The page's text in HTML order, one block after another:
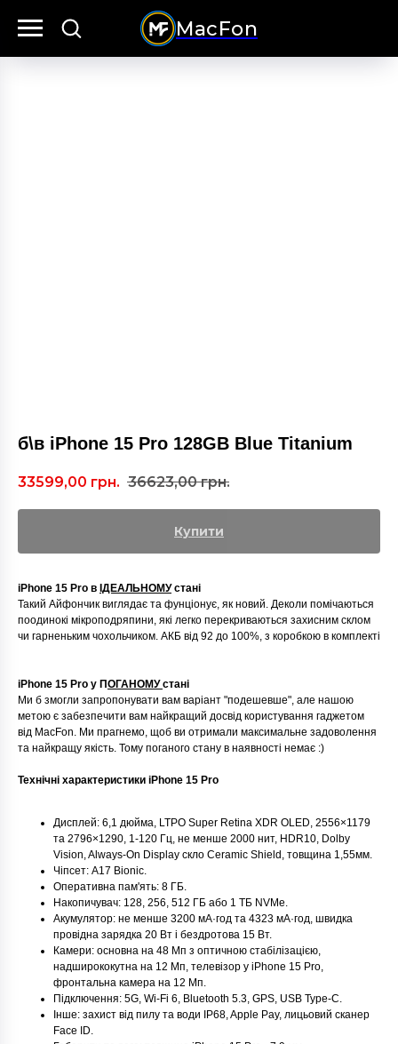
MacFon
б\в iPhone 15 Pro 128GB Blue Titanium
33599,00 грн. 36623,00 грн.
Купити
iPhone 15 Pro в ІДЕАЛЬНОМУстані
Такий Айфончик виглядає та фунціонує, як новий. Деколи помічаються
поодинокі мікроподряпини, які легко перекриваються захисним склом
чи гарненьким чохольчиком. АКБ від 92 до 100%, з коробкою в комплекті
iPhone 15 Pro у ПОГАНОМУстані
Ми б змогли запропонувати вам варіант "подешевше", але нашою
метою є забезпечити вам найкращий досвід користування гаджетом
від MacFon. Ми прагнемо, щоб ви отримали максимальне задоволення
та найкращу якість. Тому поганого стану в наявності немає :)
Технічні характеристики iPhone 15 Pro
Дисплей: 6,1 дюймa, LTPO Super Retina XDR OLED, 2556×1179
та 2796×1290, 1-120 Гц, не менше 2000 нит, HDR10, Dolby
Vision, Always-On Display скло Ceramic Shield, товщина 1,55мм.
Чіпсет: A17 Bionic.
Оперативна пам'ять: 8 ГБ.
Накопичувач: 128, 256, 512 ГБ або 1 ТБ NVMe.
Акумулятор: не менше 3200 мА·год та 4323 мА·год, швидка
провідна зарядка 20 Вт і бездротова 15 Вт.
Камери: основна на 48 Мп з оптичною стабілізацією,
надширококутна на 12 Мп, телевізор у iPhone 15 Pro,
фронтальна камера на 12 Мп.
Підключення: 5G, Wi-Fi 6, Bluetooth 5.3, GPS, USB Type-C.
Iнше: захист від пилу та води IP68, Apple Pay, лицьовий сканер
Face ID.